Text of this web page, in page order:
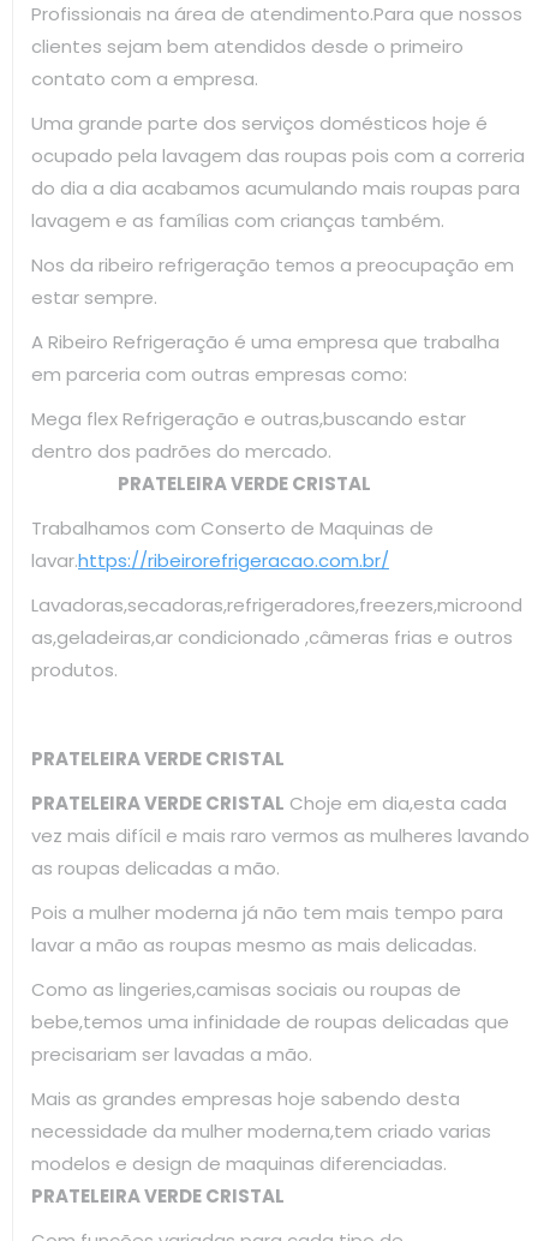
Profissionais na área de atendimento.Para que nossos
clientes sejam bem atendidos desde o primeiro
contato com a empresa.
Uma grande parte dos serviços domésticos hoje é
ocupado pela lavagem das roupas pois com a correria
do dia a dia acabamos acumulando mais roupas para
lavagem e as famílias com crianças também.
Nos da ribeiro refrigeração temos a preocupação em
estar sempre.
A Ribeiro Refrigeração é uma empresa que trabalha
em parceria com outras empresas como:
Mega flex Refrigeração e outras,buscando estar
dentro dos padrões do mercado.
PRATELEIRA VERDE CRISTAL
Trabalhamos com Conserto de Maquinas de
lavar.https://ribeirorefrigeracao.com.br/
Lavadoras,secadoras,refrigeradores,freezers,microond
as,geladeiras,ar condicionado ,câmeras frias e outros
produtos.
PRATELEIRA VERDE CRISTAL
PRATELEIRA VERDE CRISTAL Choje em dia,esta cada
vez mais difícil e mais raro vermos as mulheres lavando
as roupas delicadas a mão.
Pois a mulher moderna já não tem mais tempo para
lavar a mão as roupas mesmo as mais delicadas.
Como as lingeries,camisas sociais ou roupas de
bebe,temos uma infinidade de roupas delicadas que
precisariam ser lavadas a mão.
Mais as grandes empresas hoje sabendo desta
necessidade da mulher moderna,tem criado varias
modelos e design de maquinas diferenciadas.
PRATELEIRA VERDE CRISTAL